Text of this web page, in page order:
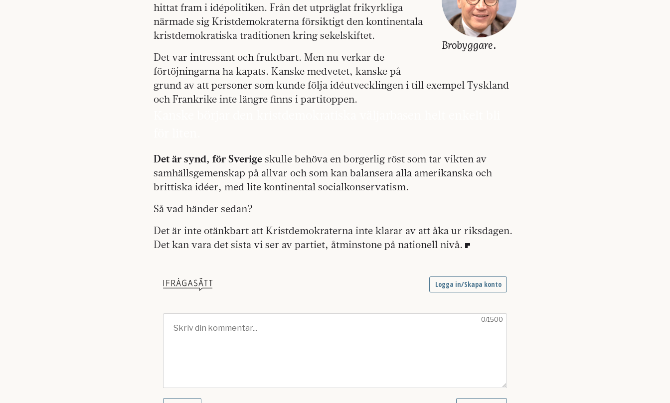
Brobyggare.
hittat fram i idépolitiken. Från det utpräglat frikyrkliga
närmade sig Kristdemokraterna försiktigt den kontinentala
kristdemokratiska traditionen kring sekelskiftet.
Det var intressant och fruktbart. Men nu verkar de
förtöjningarna ha kapats. Kanske medvetet, kanske på
grund av att personer som kunde följa idéutvecklingen i till exempel Tyskland
och Frankrike inte längre finns i partitoppen.
Det är synd, för Sverige skulle behöva en borgerlig röst som tar vikten av
samhällsgemenskap på allvar och som kan balansera alla amerikanska och
brittiska idéer, med lite kontinental socialkonservatism.
Så vad händer sedan?
Det är inte otänkbart att Kristdemokraterna inte klarar av att åka ur riksdagen.
Det kan vara det sista vi ser av partiet, åtminstone på nationell nivå.